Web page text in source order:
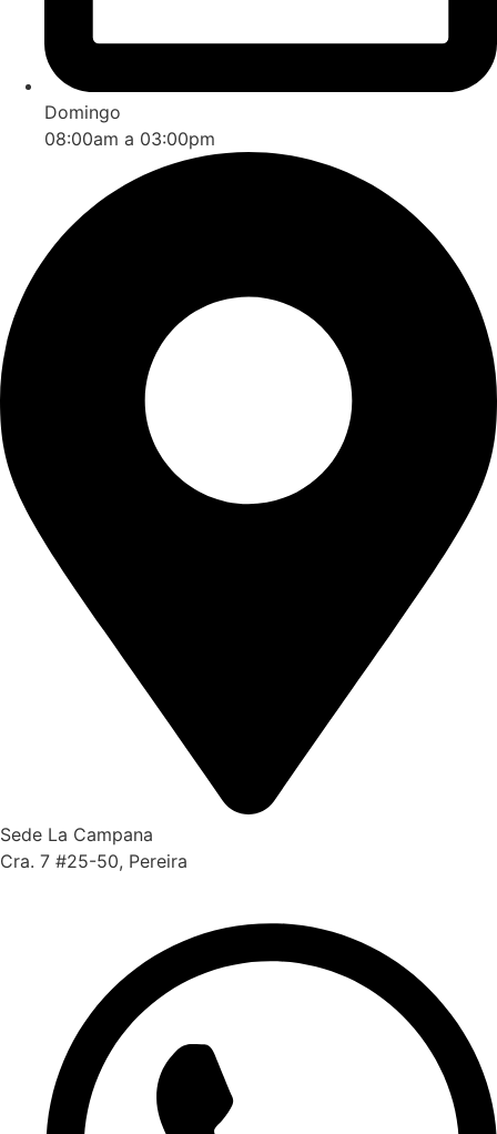
Domingo
08:00am a 03:00pm
Sede La Campana
Cra. 7 #25-50, Pereira